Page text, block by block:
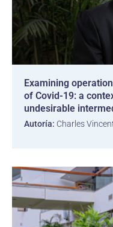
Examining
of Covid-19: a
undesirable
Autoría: Charles